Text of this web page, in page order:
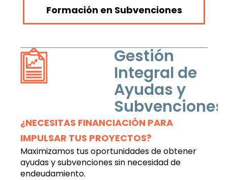
Formación en Subvenciones
Gestión
Integral de
Ayudas y
Subvenciones
¿NECESITAS FINANCIACIÓN PARA
IMPULSAR TUS PROYECTOS?
Maximizamos tus oportunidades de obtener
ayudas y subvenciones sin necesidad de
endeudamiento.